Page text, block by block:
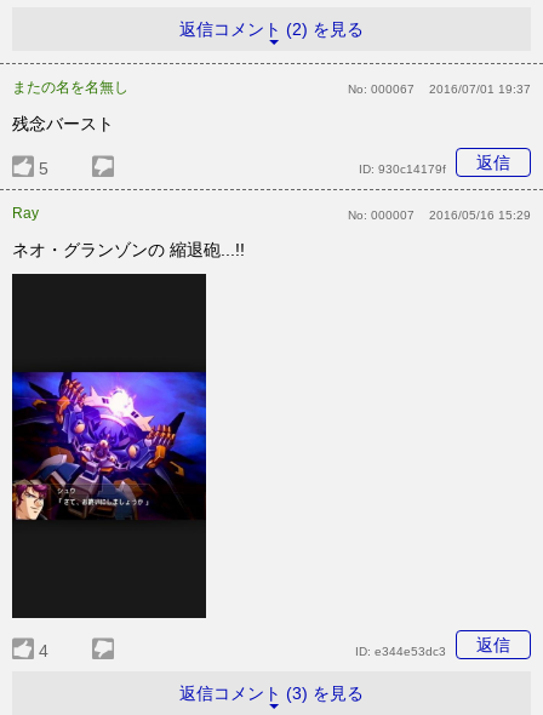
返信コメント (2) を見る
またの名を名無し No: 000067 2016/07/01 19:37
残念バースト
5 返信
ID: 930c14179f
Ray No: 000007 2016/05/16 15:29
ネオ・グランゾンの 縮退砲...!!
4 返信
ID: e344e53dc3
返信コメント (3) を見る